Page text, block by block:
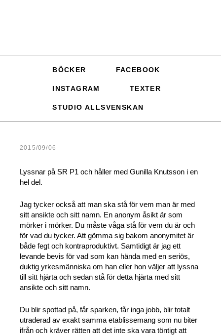
BÖCKER FACEBOOK
INSTAGRAM TEXTER
STUDIO ALLSVENSKAN
2015/09/06
Lyssnar på SR P1 och håller med Gunilla Knutsson i en
hel del.
Jag tycker också att man ska stå för vem man är med
sitt ansikte och sitt namn. En anonym åsikt är som
mörker i mörker. Du måste våga stå för vem du är och
för vad du tycker. Att gömma sig bakom anonymitet är
både fegt och kontraproduktivt. Samtidigt är jag ett
levande bevis för vad som kan hända med en seriös,
duktig yrkesmänniska om han eller hon väljer att lyssna
till sitt hjärta och sedan stå för detta hjärta med sitt
ansikte och sitt namn.
Du blir spottad på, får sparken, får inga jobb, blir totalt
utraderad av exakt samma etablissemang som nu biter
ifrån och kräver rätten att det inte ska vara töntigt att